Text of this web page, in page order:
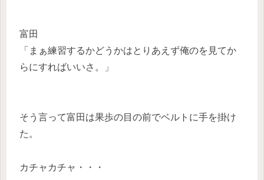
富田
「まぁ練習するかどうかはとりあえず俺のを見てか
らにすればいいさ。」
そう言って富田は果歩の目の前でベルトに手を掛け
た。
カチャカチャ・・・